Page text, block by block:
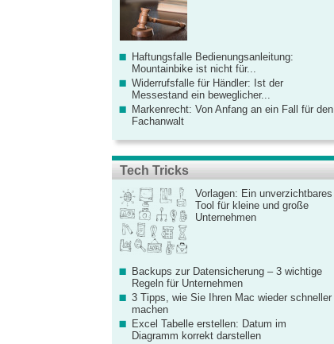
Haftungsfalle Bedienungsanleitung:
Mountainbike ist nicht für...
Widerrufsfalle für Händler: Ist der
Messestand ein beweglicher...
Markenrecht: Von Anfang an ein Fall für den
Fachanwalt
Tech Tricks
Vorlagen: Ein unverzichtbares
Tool für kleine und große
Unternehmen
Backups zur Datensicherung – 3 wichtige
Regeln für Unternehmen
3 Tipps, wie Sie Ihren Mac wieder schneller
machen
Excel Tabelle erstellen: Datum im
Diagramm korrekt darstellen